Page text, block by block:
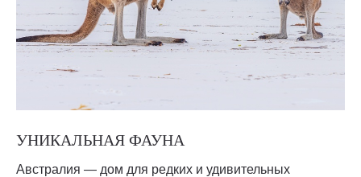
УНИКАЛЬНАЯ ФАУНА
Австралия — дом для редких и удивительных